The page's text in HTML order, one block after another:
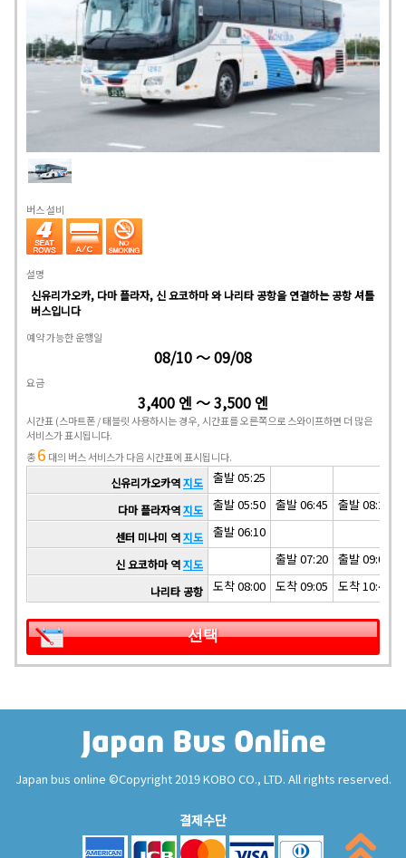
버스 설비
설명
신유리가오카, 다마 플라자, 신 요코하마 와 나리타 공항을 연결하는 공항 셔틀
버스입니다
예약 가능한 운행일
08/10 ～ 09/08
요금
3,400 엔 ～ 3,500 엔
시간표(스마트폰 / 태블릿 사용하시는 경우, 시간표를 오른쪽으로 스와이프하면 더 많은
서비스가 표시됩니다.
총6 대의 버스 서비스가 다음 시간표에 표시됩니다.
신유리가오카역지도 출발 05:25
다마 플라자역지도 출발 05:50 출발 06:45 출발 08:25
센터 미나미 역지도 출발 06:10
신 요코하마 역지도 출발 07:20 출발 09:00
나리타 공항 도착 08:00 도착 09:05 도착 10:45
선택
Japan bus online ©Copyright 2019 KOBO CO., LTD. All rights reserved.
결제수단